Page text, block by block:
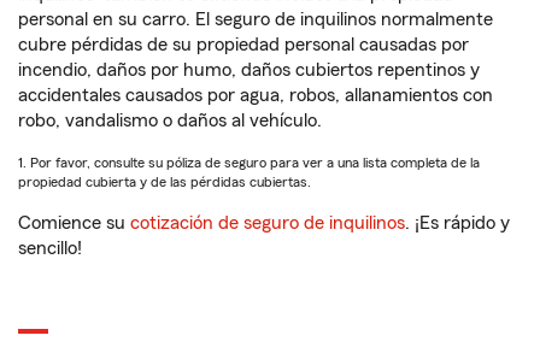
personal en su carro. El seguro de inquilinos normalmente
cubre pérdidas de su propiedad personal causadas por
incendio, daños por humo, daños cubiertos repentinos y
accidentales causados por agua, robos, allanamientos con
robo, vandalismo o daños al vehículo.
1. Por favor, consulte su póliza de seguro para ver a una lista completa de la
propiedad cubierta y de las pérdidas cubiertas.
Comience su cotización de seguro de inquilinos. ¡Es rápido y
sencillo!